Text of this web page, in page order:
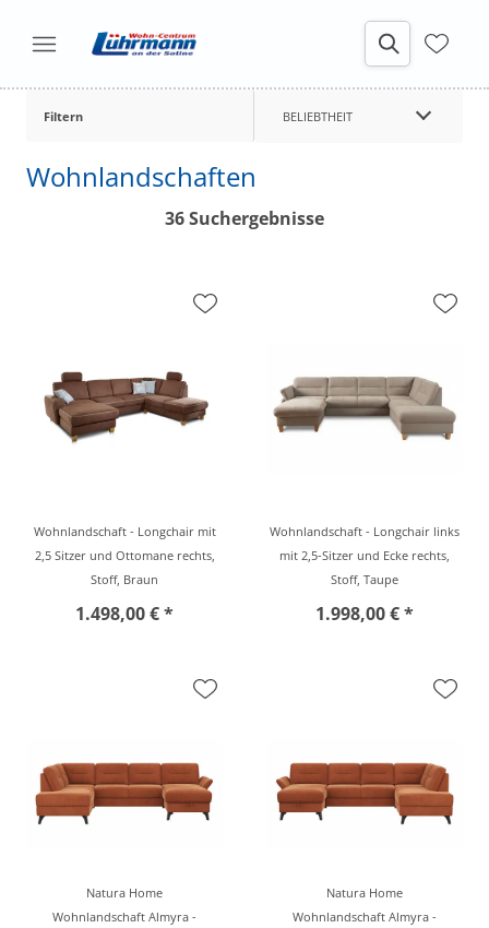
Filtern BELIEBTHEIT
Wohnlandschaften
36 Suchergebnisse
Wohnlandschaft - Longchair mit
2,5 Sitzer und Ottomane rechts,
Stoff, Braun
1.498,00 € *
Wohnlandschaft - Longchair links
mit 2,5-Sitzer und Ecke rechts,
Stoff, Taupe
1.998,00 € *
Natura Home
Wohnlandschaft Almyra -
Natura Home
Wohnlandschaft Almyra -